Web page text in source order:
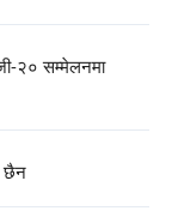
२० सम्मेलनमा
छैन